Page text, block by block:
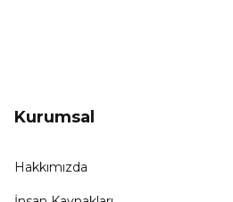
Kurumsal
Hakkımızda